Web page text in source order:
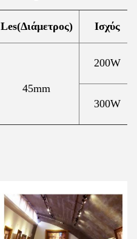
Les(Διάμετρος) Ισχύς
45mm
200W
300W